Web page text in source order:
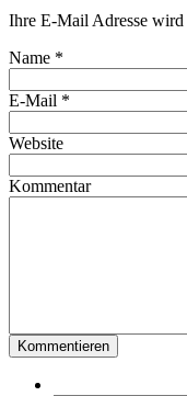
Ihre E-Mail Adresse wird
Name *
E-Mail *
Website
Kommentar